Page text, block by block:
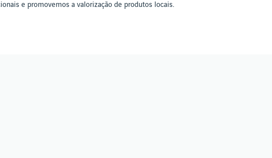
e promovemos a valorização de produtos locais.